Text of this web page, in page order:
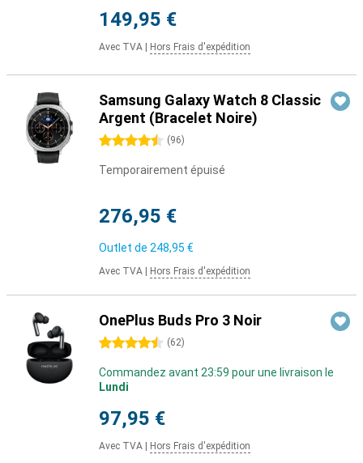
149,95 €
Avec TVA Hors Frais d'expédition
Samsung Galaxy Watch 8 Classic
Argent (Bracelet Noire)
4.5 étoiles (96)
Temporairement épuisé
276,95 €
Outlet de 248,95 €
Avec TVA Hors Frais d'expédition
OnePlus Buds Pro 3 Noir
4.5 étoiles (62)
Commandez avant 23:59 pour une livraison le
Lundi
97,95 €
Avec TVA Hors Frais d'expédition